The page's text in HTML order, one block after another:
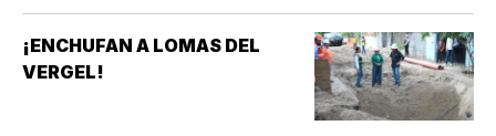
¡ENCHUFAN A LOMAS DEL
VERGEL!